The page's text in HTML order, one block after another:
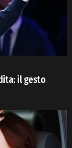
il gesto